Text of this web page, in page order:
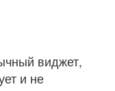
виджет,
и не